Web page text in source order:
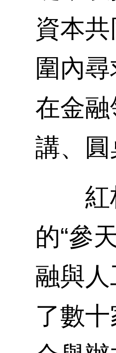
資本
圍內
在金
講、圓
紅杉
的“參
融與
了數